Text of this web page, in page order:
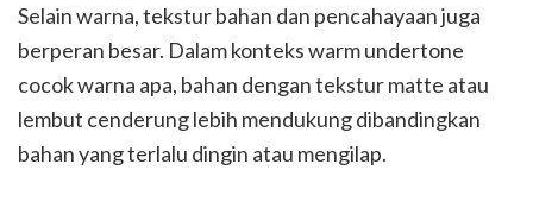
Selain warna, tekstur bahan dan pencahayaan juga
berperan besar. Dalam konteks warm undertone
cocok warna apa, bahan dengan tekstur matte atau
lembut cenderung lebih mendukung dibandingkan
bahan yang terlalu dingin atau mengilap.